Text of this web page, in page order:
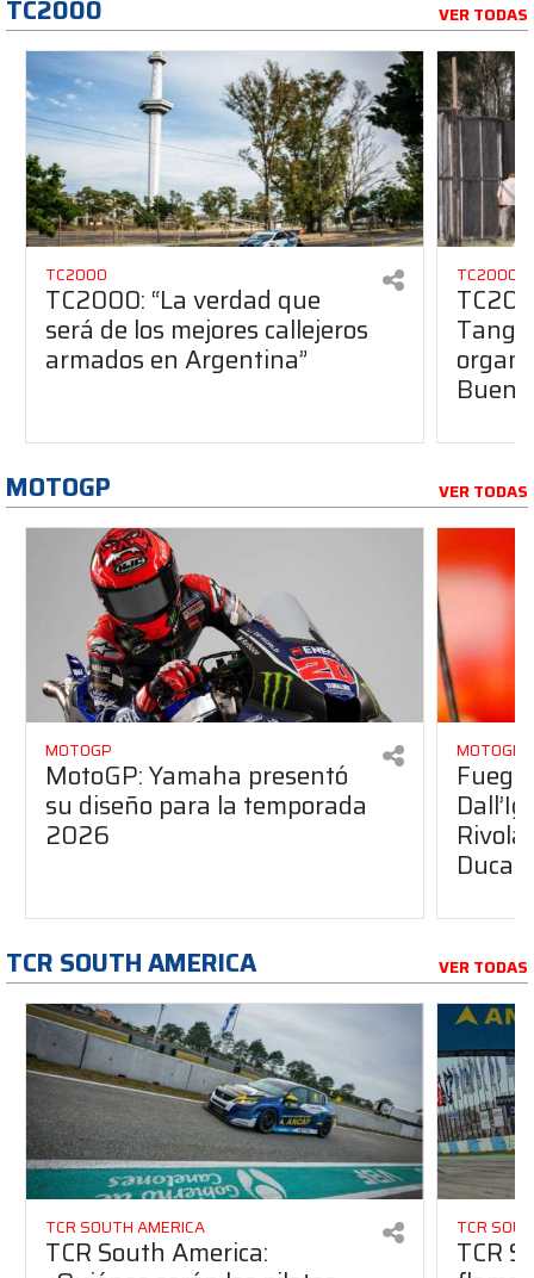
TC2000 VER TODAS
TC2000
TC2000: “La verdad que
será de los mejores callejeros
armados en Argentina”
TC2000
MOTOGP VER TODAS
MOTOGP
MotoGP: Yamaha presentó
su diseño para la temporada
2026
MOTOGP
Ducati
TCR SOUTH AMERICA VER TODAS
TCR SOUTH AMERICA
TCR South America:
TCR
TCR